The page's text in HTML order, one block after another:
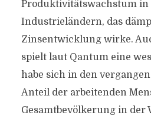
Produktivitätswachstum in
Industrieländern, das
Zinsentwicklung wirke.
spielt laut Qantum eine
habe sich in den
Anteil der arbeitenden
Gesamtbevölkerung in der